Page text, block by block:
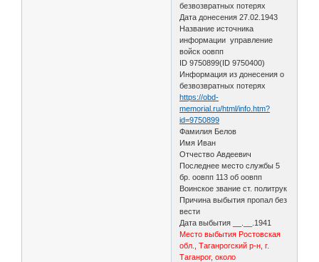
безвозвратных потерях
Дата донесения 27.02.1943
Название источника
информации управление
войск оовпп
ID 9750899(ID 9750400)
Информация из донесения о
безвозвратных потерях
https://obd-
memorial.ru/html/info.htm?
id=9750899
Фамилия Белов
Имя Иван
Отчество Авдеевич
Последнее место службы 5
бр. оовпп 113 об оовпп
Воинское звание ст. политрук
Причина выбытия пропал без
вести
Дата выбытия __.__.1941
Место выбытия Ростовская
обл., Таганрогский р-н, г.
Таганрог, около